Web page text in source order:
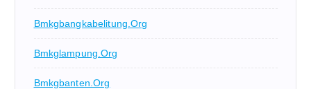
Bmkgbangkabelitung.org
Bmkglampung.org
Bmkgbanten.org